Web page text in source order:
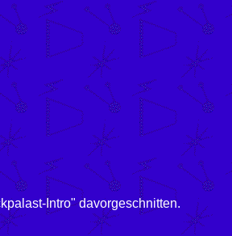
Intro" davorgeschnitten.